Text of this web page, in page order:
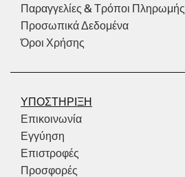
Παραγγελίες & Τρόποι Πληρωμής
Προσωπικά Δεδομένα
Όροι Χρήσης
ΥΠΟΣΤΗΡΙΞΗ
Επικοινωνία
Εγγύηση
Επιστροφές
Προσφορές